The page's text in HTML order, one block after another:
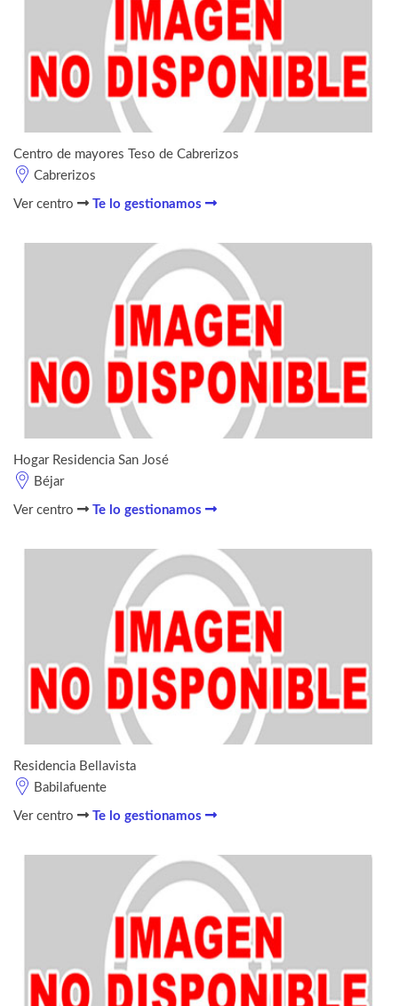
Centro de mayores Teso de Cabrerizos
Cabrerizos
Ver centro Te lo gestionamos
Hogar Residencia San José
Béjar
Ver centro Te lo gestionamos
Residencia Bellavista
Babilafuente
Ver centro Te lo gestionamos